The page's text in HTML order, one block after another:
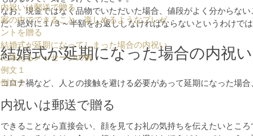
内祝いは郵送で贈る
家の中でできること、楽しめるようなプレゼ
ントを贈る
結婚式が延期になってしまった場合の内祝い
に添えるメッセージの例
例文１
例文２
なお、現金ではなく品物でいただいた場合、値段がよく分からな
だ、絶対に１/３～半額をお返ししなければならないというわけで
結婚式が延期になった場合の内祝
コロナ禍など、人との接触を避ける必要があって延期になった場
内祝いは郵送で贈る
できることなら直接会い、顔を見てお礼の気持ちを伝えたいとこ